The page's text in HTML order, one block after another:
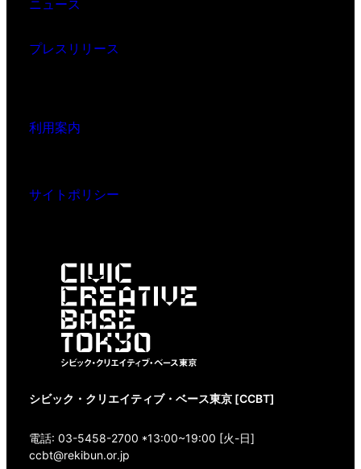
ニュース
プレスリリース
利用案内
サイトポリシー
シビック・クリエイティブ・ベース東京 [CCBT]
電話: 03-5458-2700 *13:00~19:00 [火-日]
ccbt@rekibun.or.jp